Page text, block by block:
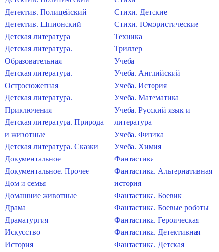
Детектив. Полицейский
Детектив. Шпионский
Детская литература
Детская литература.
Образовательная
Детская литература.
Остросюжетная
Детская литература.
Приключения
Детская литература. Природа
и животные
Детская литература. Сказки
Документальное
Документальное. Прочее
Дом и семья
Домашние животные
Драма
Драматургия
Искусство
История
Стихи. Детские
Стихи. Юмористические
Техника
Триллер
Учеба
Учеба. Английский
Учеба. История
Учеба. Математика
Учеба. Русский язык и
литература
Учеба. Физика
Учеба. Химия
Фантастика
Фантастика. Альтернативная
история
Фантастика. Боевик
Фантастика. Боевые роботы
Фантастика. Героическая
Фантастика. Детективная
Фантастика. Детская